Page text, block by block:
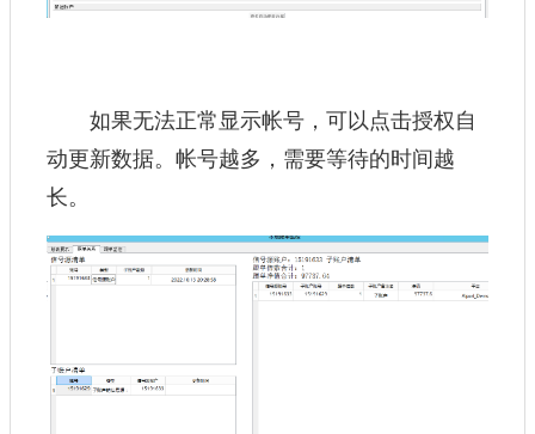
如果无法正常显示帐号，可以点击授权自
动更新数据。帐号越多，需要等待的时间越
长。